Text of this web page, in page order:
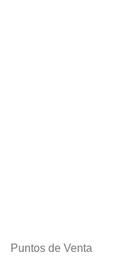
Puntos de Venta